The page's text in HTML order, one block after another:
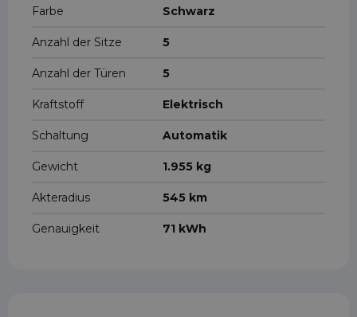
Farbe Schwarz
Anzahl der Sitze 5
Anzahl der Türen 5
Kraftstoff Elektrisch
Schaltung Automatik
Gewicht 1.955 kg
Akteradius 545 km
Genauigkeit 71 kWh